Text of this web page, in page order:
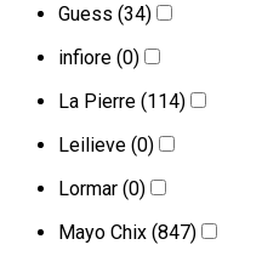
Guess (34)
infiore (0)
La Pierre (114)
Leilieve (0)
Lormar (0)
Mayo Chix (847)